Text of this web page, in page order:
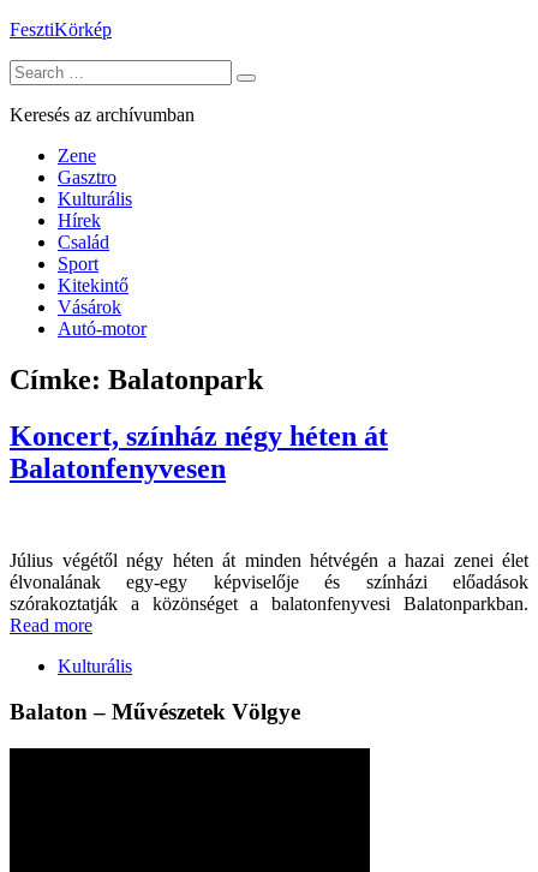
Skip
content
FesztiKörkép
Search
for:
Keresés az archívumban
Zene
Gasztro
Kulturális
Hírek
Család
Sport
Kitekintő
Vásárok
Autó-motor
Címke: Balatonpark
Koncert, színház négy héten át
Balatonfenyvesen
Július végétől négy héten át minden hétvégén a hazai zenei élet
élvonalának egy-egy képviselője és színházi előadások
szórakoztatják a közönséget a balatonfenyvesi Balatonparkban.
Read more
Kulturális
Balaton – Művészetek Völgye